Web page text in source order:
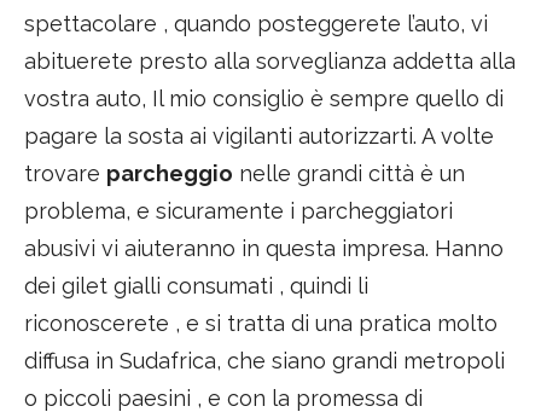
spettacolare , quando posteggerete l’auto, vi
abituerete presto alla sorveglianza addetta alla
vostra auto, Il mio consiglio è sempre quello di
pagare la sosta ai vigilanti autorizzarti. A volte
trovare parcheggio nelle grandi città è un
problema, e sicuramente i parcheggiatori
abusivi vi aiuteranno in questa impresa. Hanno
dei gilet gialli consumati , quindi li
riconoscerete , e si tratta di una pratica molto
diffusa in Sudafrica, che siano grandi metropoli
o piccoli paesini , e con la promessa di